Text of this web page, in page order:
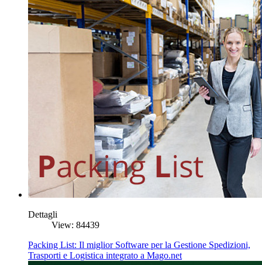
Dettagli
View: 84439
Packing List: Il miglior Software per la Gestione Spedizioni,
Trasporti e Logistica integrato a Mago.net